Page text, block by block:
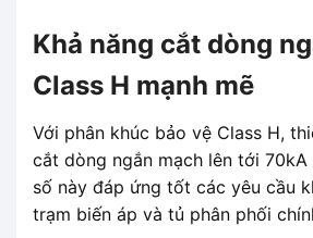
Khả năng cắt dòng
Class H mạnh mẽ
Với phân khúc bảo vệ Class H,
cắt dòng ngắn mạch lên tới 70kA
số này đáp ứng tốt các yêu cầu
trạm biến áp và tủ phân phối